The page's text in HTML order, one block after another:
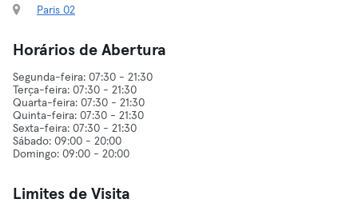
Paris 02
Horários de Abertura
Segunda-feira: 07:30 - 21:30
Terça-feira: 07:30 - 21:30
Quarta-feira: 07:30 - 21:30
Quinta-feira: 07:30 - 21:30
Sexta-feira: 07:30 - 21:30
Sábado: 09:00 - 20:00
Limites de Visita